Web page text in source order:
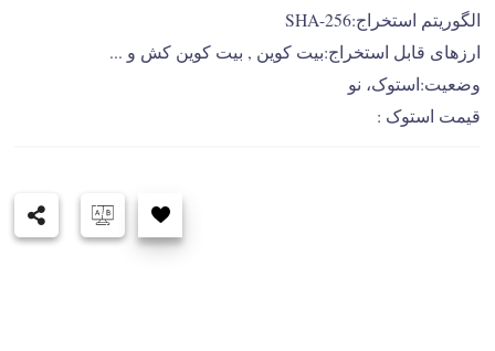
الگوریتم استخراج:SHA-256
ارزهای قابل استخراج:بیت کوین , بیت کوین کش و ...
وضعیت:استوک، نو
قیمت استوک :